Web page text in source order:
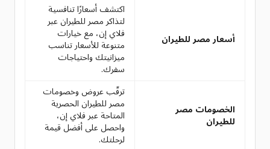
أسعار مصر للطيران
اكتشف أسعارًا تنافسية
لتذاكر مصر للطيران عبر
فلاي إن، مع خيارات
متنوعة للأسعار تناسب
ميزانيتك واحتياجات
سفرك.
الخصومات مصر
للطيران
ترقّب عروض وخصومات
مصر للطيران الحصرية
المتاحة عبر فلاي إن،
واحصل على أفضل قيمة
لرحلتك.